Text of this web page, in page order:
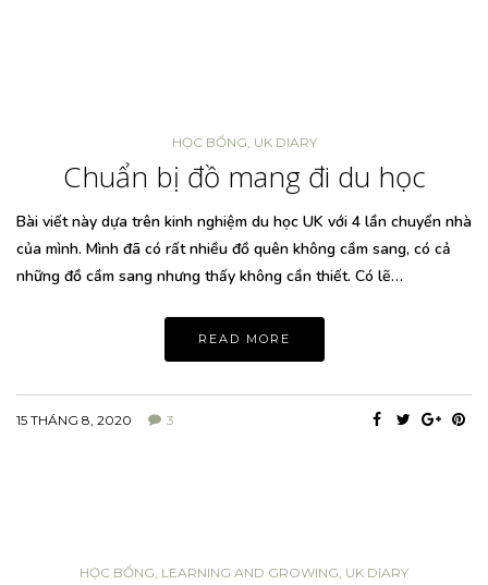
HỌC BỔNG UK DIARY
Chuẩn bị đồ mang đi du học
Bài viết này dựa trên kinh nghiệm du học UK với 4 lần chuyển nhà
của mình. Mình đã có rất nhiều đồ quên không cầm sang, có cả
những đồ cầm sang nhưng thấy không cần thiết. Có lẽ…
READ MORE
15 THÁNG 8, 2020 3
HỌC BỔNG LEARNING AND GROWING UK DIARY